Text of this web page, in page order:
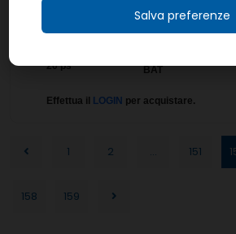
Mac Conkey con
20 ps
BAT
Effettua il LOGIN per acquistare.
1 2 ... 151
158 159
Salva preferenze